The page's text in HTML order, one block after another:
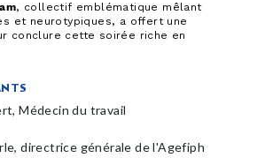
, collectif emblématique mêlant
et neurotypiques, a offert une
conclure cette soirée riche en
Médecin du travail
directrice générale de l'Agefiph